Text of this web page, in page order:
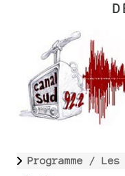
Programme / Les